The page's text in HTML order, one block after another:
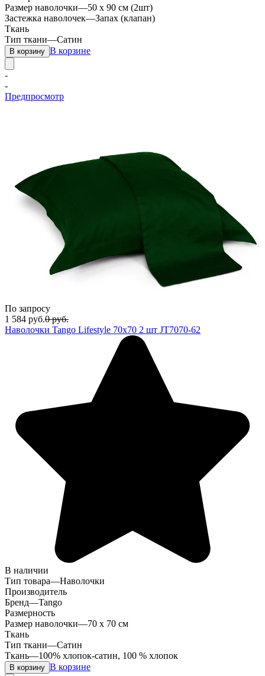
Размер наволочки—50 х 90 см (2шт)
Застежка наволочек—Запах (клапан)
Ткань
Тип ткани—Сатин
В корзину В корзине
-
-
Предпросмотр
По запросу
1 584 руб.0 руб.
Наволочки Tango Lifestyle 70x70 2 шт JT7070-62
В наличии
Тип товара—Наволочки
Производитель
Бренд—Tango
Размерность
Размер наволочки—70 х 70 см
Ткань
Тип ткани—Сатин
Ткань—100% хлопок-сатин, 100 % хлопок
В корзину В корзине